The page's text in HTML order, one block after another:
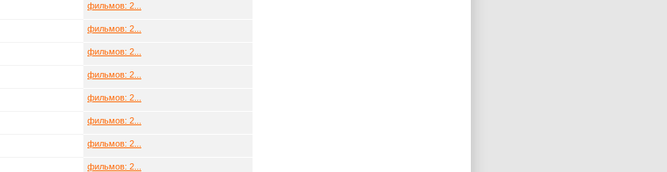
фильмов: 2...
фильмов: 2...
фильмов: 2...
фильмов: 2...
фильмов: 2...
фильмов: 2...
фильмов: 2...
фильмов: 2...